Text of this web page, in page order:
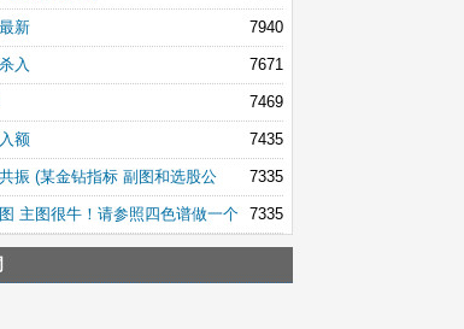
新 7940
入 7671
7469
额 7435
振 (某金钻指标 副图和选股公 7335
主图很牛！请参照四色谱做一个 7335